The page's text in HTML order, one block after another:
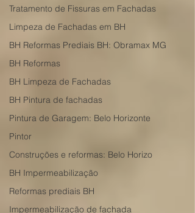
Tratamento de Fissuras em Fachadas
Limpeza de Fachadas em BH
BH Reformas Prediais BH: Obramax MG
BH Reformas
BH Limpeza de Fachadas
BH Pintura de fachadas
Pintura de Garagem: Belo Horizonte
Pintor
Construções e reformas: Belo Horizo
BH Impermeabilização
Reformas prediais BH
Impermeabilização de fachada